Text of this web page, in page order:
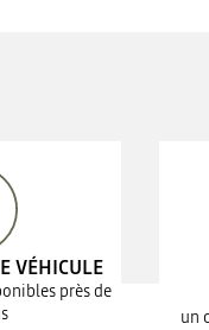
VÉHICULE
près de
un